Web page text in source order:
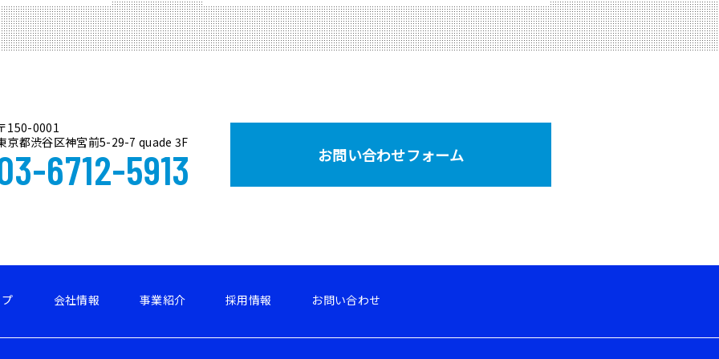
150-0001
京都渋谷区神宮前5-29-7 quade 3F
6712-5913 お問い合わせフォーム
会社情報 事業紹介 採用情報 お問い合わせ